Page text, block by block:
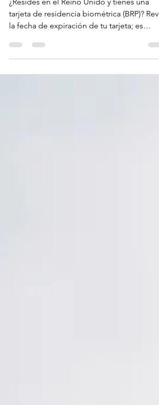
¿Resides en el Reino Unido y tienes una
tarjeta de residencia biométrica (BRP)?
la fecha de expiración de tu tarjeta; es